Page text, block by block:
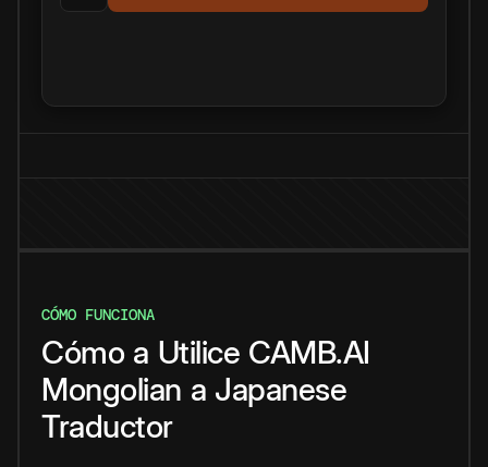
CÓMO FUNCIONA
Cómo a Utilice CAMB.AI
Mongolian a Japanese
Traductor